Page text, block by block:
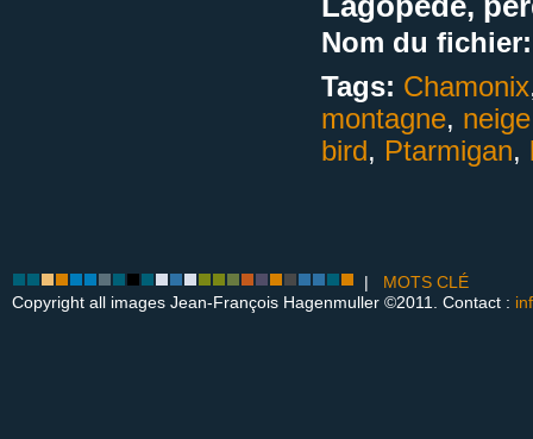
Nom du fichier:
Tags: Chamonix
montagne, neige
bird, Ptarmigan,
| MOTS CLÉ
Copyright all images Jean-François Hagenmuller ©2011. Contact :